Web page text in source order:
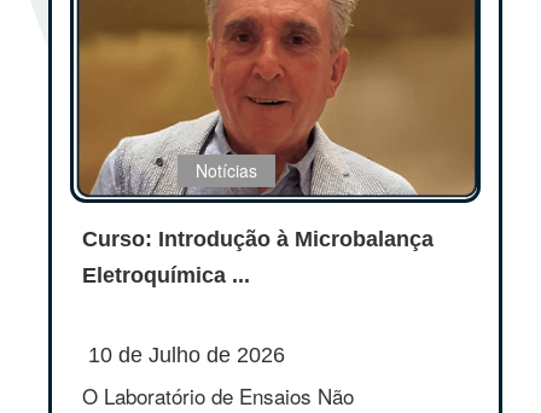
Notícias
Curso: Introdução à Microbalança
Eletroquímica ...
10 de Julho de 2026
O Laboratório de Ensaios Não